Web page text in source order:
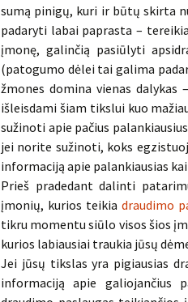
sumą pinigų, kuri ir būtų skirta
padaryti labai paprasta –
įmonę, galinčią pasiūlyti
(patogumo dėlei tai galima
žmones domina vienas
išleisdami šiam tikslui kuo
sužinoti apie pačius
jei norite sužinoti, koks
informaciją apie palankiausias
Prieš pradedant dalinti
įmonių, kurios teikia draudimo
tikru momentu siūlo visos šios
kurios labiausiai traukia jūsų
Jei jūsų tikslas yra pigiausias
informaciją apie galiojančius